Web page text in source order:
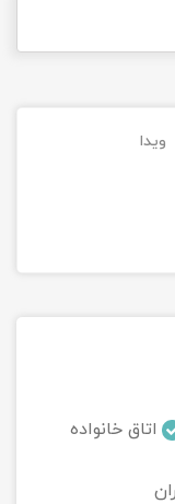
ویدا
اتاق خانواده